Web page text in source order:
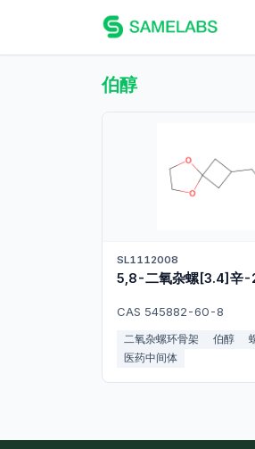
伯醇
SL1112008
5,8-二氧杂螺[3.4]辛-
CAS 545882-60-8
二氧杂螺环骨架 伯醇
医药中间体